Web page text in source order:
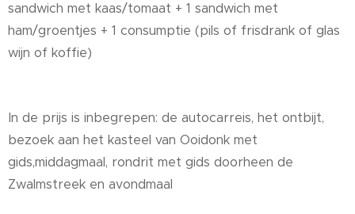
sandwich met kaas/tomaat + 1 sandwich met
ham/groentjes + 1 consumptie (pils of frisdrank of glas
wijn of koffie)
In de prijs is inbegrepen: de autocarreis, het ontbijt,
bezoek aan het kasteel van Ooidonk met
gids,middagmaal, rondrit met gids doorheen de
Zwalmstreek en avondmaal